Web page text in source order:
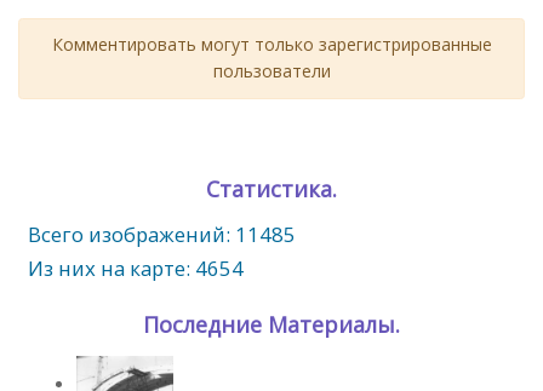
Комментировать могут только зарегистрированные
пользователи
Статистика.
Всего изображений: 11485
Из них на карте: 4654
Последние Материалы.